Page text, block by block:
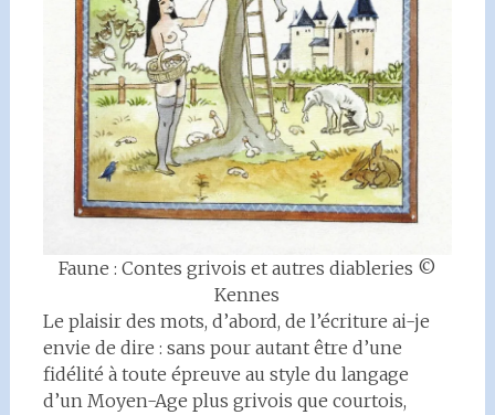
Faune : Contes grivois et autres diableries ©
Kennes
Le plaisir des mots, d’abord, de l’écriture ai-je
envie de dire : sans pour autant être d’une
fidélité à toute épreuve au style du langage
d’un Moyen-Age plus grivois que courtois,